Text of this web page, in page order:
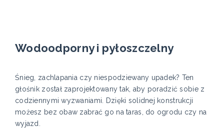
Wodoodporny i pyłoszczelny
Śnieg, zachlapania czy niespodziewany upadek? Ten
głośnik został zaprojektowany tak, aby poradzić sobie z
codziennymi wyzwaniami. Dzięki solidnej konstrukcji
możesz bez obaw zabrać go na taras, do ogrodu czy na
wyjazd.